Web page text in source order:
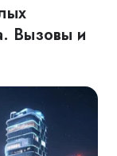
Вызовы и